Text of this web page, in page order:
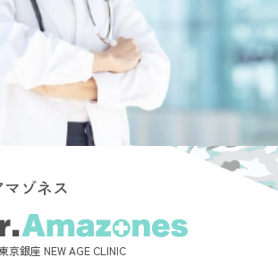
マゾネス
京銀座 NEW AGE CLINIC